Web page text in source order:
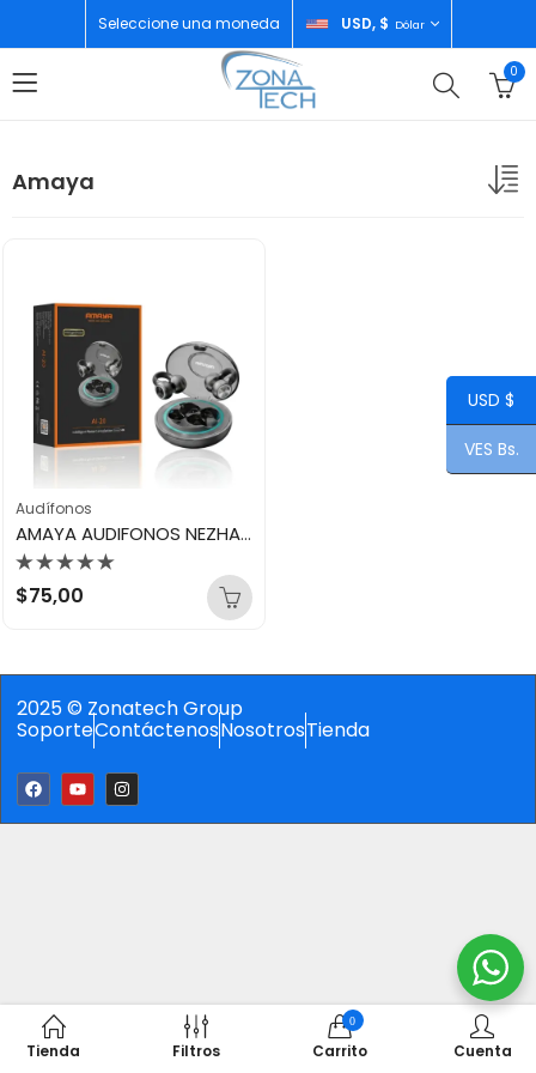
Seleccione una moneda USD, $ Dólar
0
Amaya
Audífonos
AMAYA AUDIFONOS NEZHA-AI-2.1
Valorado
con
$75,00
2025 © Zonatech Group
SoporteContáctenosNosotrosTienda
Tienda Filtros
0
Carrito Cuenta
USD $
VES Bs.